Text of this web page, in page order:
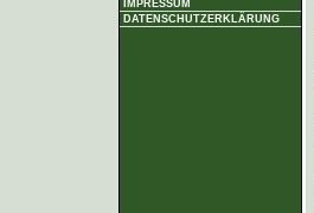
IMPRESSUM
DATENSCHUTZERKLÄRUNG